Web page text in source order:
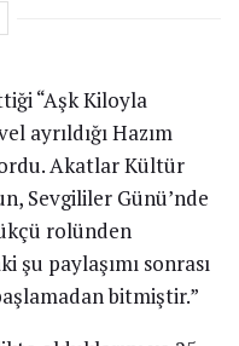
“Aşk Kiloyla
ayrıldığı Hazım
Akatlar Kültür
Sevgililer Günü’nde
rolünden
şu paylaşımı sonrası
bitmiştir.”